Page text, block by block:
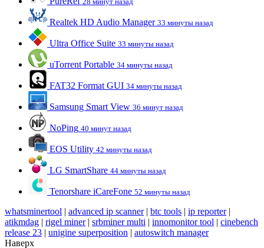
Realtek HD Audio Manager 33 минуты назад
Ultra Office Suite 33 минуты назад
uTorrent Portable 34 минуты назад
FAT32 Format GUI 34 минуты назад
Samsung Smart View 36 минут назад
NoPing 40 минут назад
EOS Utility 42 минуты назад
LG SmartShare 44 минуты назад
Tenorshare iCareFone 52 минуты назад
whatsminertool | advanced ip scanner| btc tools | ip reporter|
atikmdag | rigel miner| srbminer multi | innomonitor tool | cinebench
release 23 | unigine superposition | autoswitch manager
Наверх